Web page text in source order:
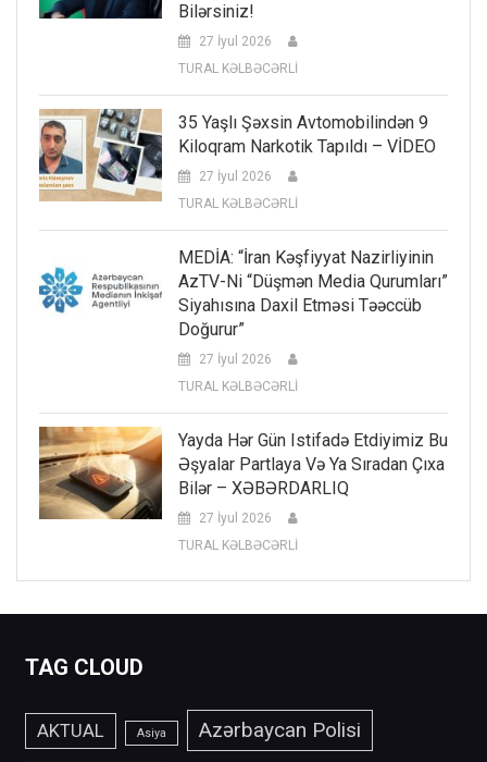
Bilərsiniz!
27 İyul 2026
TURAL KƏLBƏCƏRLİ
35 Yaşlı Şəxsin Avtomobilindən 9
Kiloqram Narkotik Tapıldı – VİDEO
27 İyul 2026
TURAL KƏLBƏCƏRLİ
MEDİA: “İran Kəşfiyyat Nazirliyinin
AzTV-Ni “düşmən Media Qurumları”
Siyahısına Daxil Etməsi Təəccüb
Doğurur”
27 İyul 2026
TURAL KƏLBƏCƏRLİ
Yayda Hər Gün Istifadə Etdiyimiz Bu
Əşyalar Partlaya Və Ya Sıradan Çıxa
Bilər – XƏBƏRDARLIQ
27 İyul 2026
TURAL KƏLBƏCƏRLİ
TAG CLOUD
AKTUAL Asiya Azərbaycan Polisi